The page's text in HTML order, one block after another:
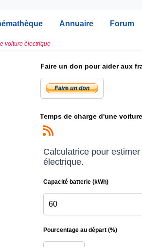
Annuaire Forum
voiture électrique
Faire un don pour aider aux
Temps de charge d'une
Calculatrice pour
électrique.
Capacité batterie (kWh)
Pourcentage au départ (%)